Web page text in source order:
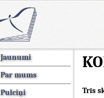
Jaunumi
Par mums
Pulciņi
Trīs